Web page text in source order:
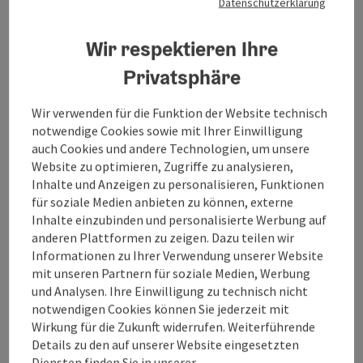
Gratis-Leihfahrradfür einen Tag (bei
Reservierung von Mo. – Fr.)
Frühstück
Mögliche Anreisetermine
täglich
Buchen / Anfrage
ab Preis
€ 224,00 pro Person
buchbar ab 1 Person
Reisezeitraum (01.10.2025 - 31.12.2026)
von
bis
Wir respektieren Ihre
Privatsphäre
Wir verwenden für die Funktion der Website technisch
notwendige Cookies sowie mit Ihrer Einwilligung
auch Cookies und andere Technologien, um unsere
Website zu optimieren, Zugriffe zu analysieren,
Inhalte und Anzeigen zu personalisieren, Funktionen
für soziale Medien anbieten zu können, externe
Inhalte einzubinden und personalisierte Werbung auf
anderen Plattformen zu zeigen. Dazu teilen wir
Informationen zu Ihrer Verwendung unserer Website
mit unseren Partnern für soziale Medien, Werbung
und Analysen. Ihre Einwilligung zu technisch nicht
notwendigen Cookies können Sie jederzeit mit
Wirkung für die Zukunft widerrufen. Weiterführende
Details zu den auf unserer Website eingesetzten